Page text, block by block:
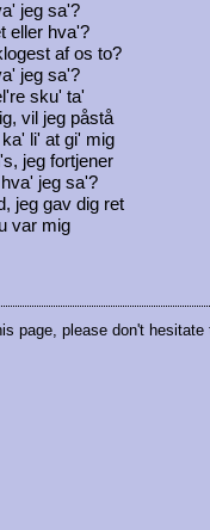
jeg sa'?
eller hva'?
af os to?
jeg sa'?
sku' ta'
vil jeg påstå
li' at gi' mig
jeg fortjener
jeg sa'?
jeg gav dig ret
var mig
page, please don't